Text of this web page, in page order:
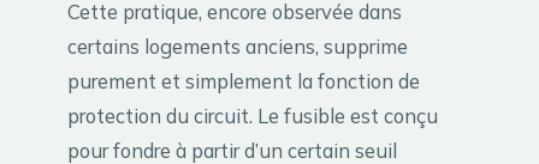
Cette pratique, encore observée dans
certains logements anciens, supprime
purement et simplement la fonction de
protection du circuit. Le fusible est conçu
pour fondre à partir d’un certain seuil